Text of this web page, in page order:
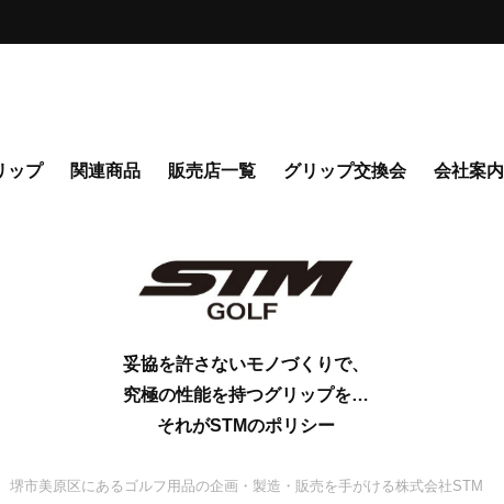
ップ 関連商品 販売店一覧 グリップ交換会 会社案内
妥協を許さないモノづくりで、
究極の性能を持つグリップを…
それがSTMのポリシー
堺市美原区にあるゴルフ用品の企画・製造・販売を手がける株式会社STM